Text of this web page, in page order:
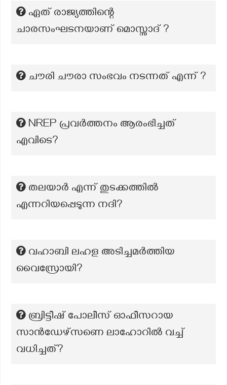
ഏത് രാജ്യത്തിന്റെ
ചാരസംഘടനയാണ് മൊസ്സാദ് ?
ചൗരി ചൗരാ സംഭവം നടന്നത് എന്ന് ?
NREP പ്രവര്‍ത്തനം ആരംഭിച്ചത്
എവിടെ?
തലയാർ എന്ന് തുടക്കത്തിൽ
എന്നറിയപ്പെടുന്ന നദി?
വഹാബി ലഹള അടിച്ചമർത്തിയ
വൈസ്രോയി?
ബ്രിട്ടീഷ് പോലീസ് ഓഫീസറായ
സാൻഡേഴ്സണെ ലാഹോറിൽ വച്ച്
വധിച്ചത്?